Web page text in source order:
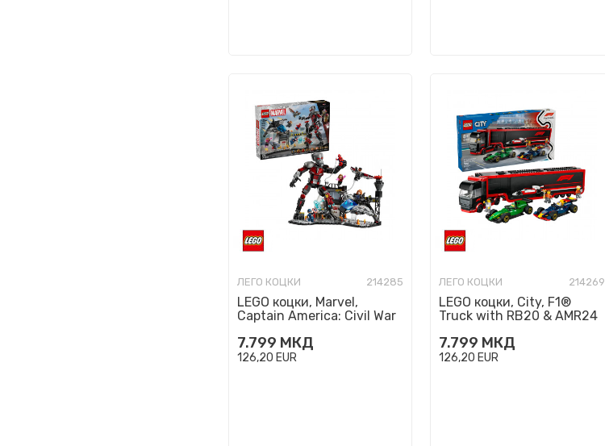
ЛЕГО КОЦКИ 214285
LEGO коцки, Marvel,
Captain America: Civil War
7.799 МКД
126,20 EUR
ЛЕГО КОЦКИ 214269
LEGO коцки, City, F1®
Truck with RB20 & AMR24
7.799 МКД
126,20 EUR